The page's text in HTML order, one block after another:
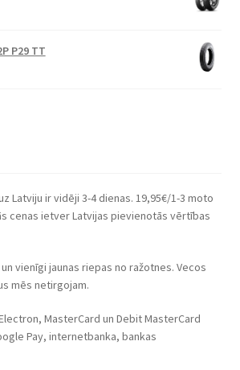
P29 TT
Latviju ir vidēji 3-4 dienas. 19,95€/1-3 moto
cenas ietver Latvijas pievienotās vērtības
vienīgi jaunas riepas no ražotnes. Vecos
mēs netirgojam.
MasterCard un Debit MasterCard
Pay, internetbanka, bankas